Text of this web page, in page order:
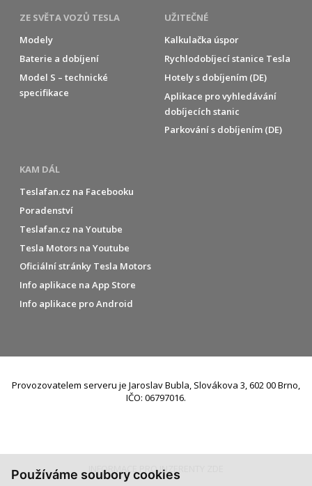
Používáme soubory cookies
ZE SVĚTA VOZŮ TESLA
Modely
Baterie a dobíjení
Model S – technické
specifikace
UŽITEČNÉ
Kalkulačka úspor
Rychlodobíjecí stanice Tesla
Hotely s dobíjením (DE)
Aplikace pro vyhledávání
dobíjecích stanic
Parkování s dobíjením (DE)
KAM DÁL
Teslafan.cz na Facebooku
Poradenství
Teslafan.cz na Youtube
Tesla Motors na Youtube
Oficiální stránky Tesla Motors
Info aplikace na App Store
Info aplikace pro Android
Provozovatelem serveru je Jaroslav Bubla, Slovákova 3, 602 00 Brno,
IČO: 06797016.
INFORMACE PRO INZERENTY ZDE